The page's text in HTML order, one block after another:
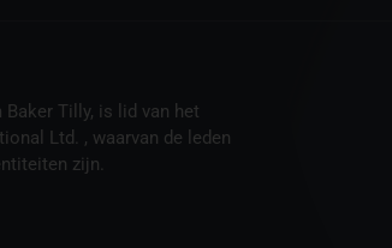
Baker Tilly, is lid van het
Ltd. , waarvan de leden
zijn.